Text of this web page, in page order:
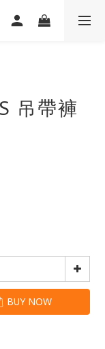
吊帶褲
BUY NOW